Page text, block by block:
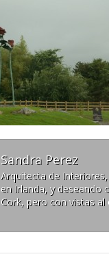
Sandra Perez
Arquitecta de
en Irlanda, y deseando
Cork, pero con vistas